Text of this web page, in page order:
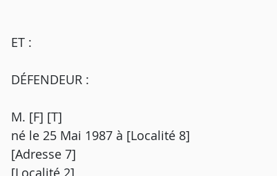
ET :
DÉFENDEUR :
M. [F] [T]
né le 25 Mai 1987 à [Localité 8]
[Adresse 7]
[Localité 2]